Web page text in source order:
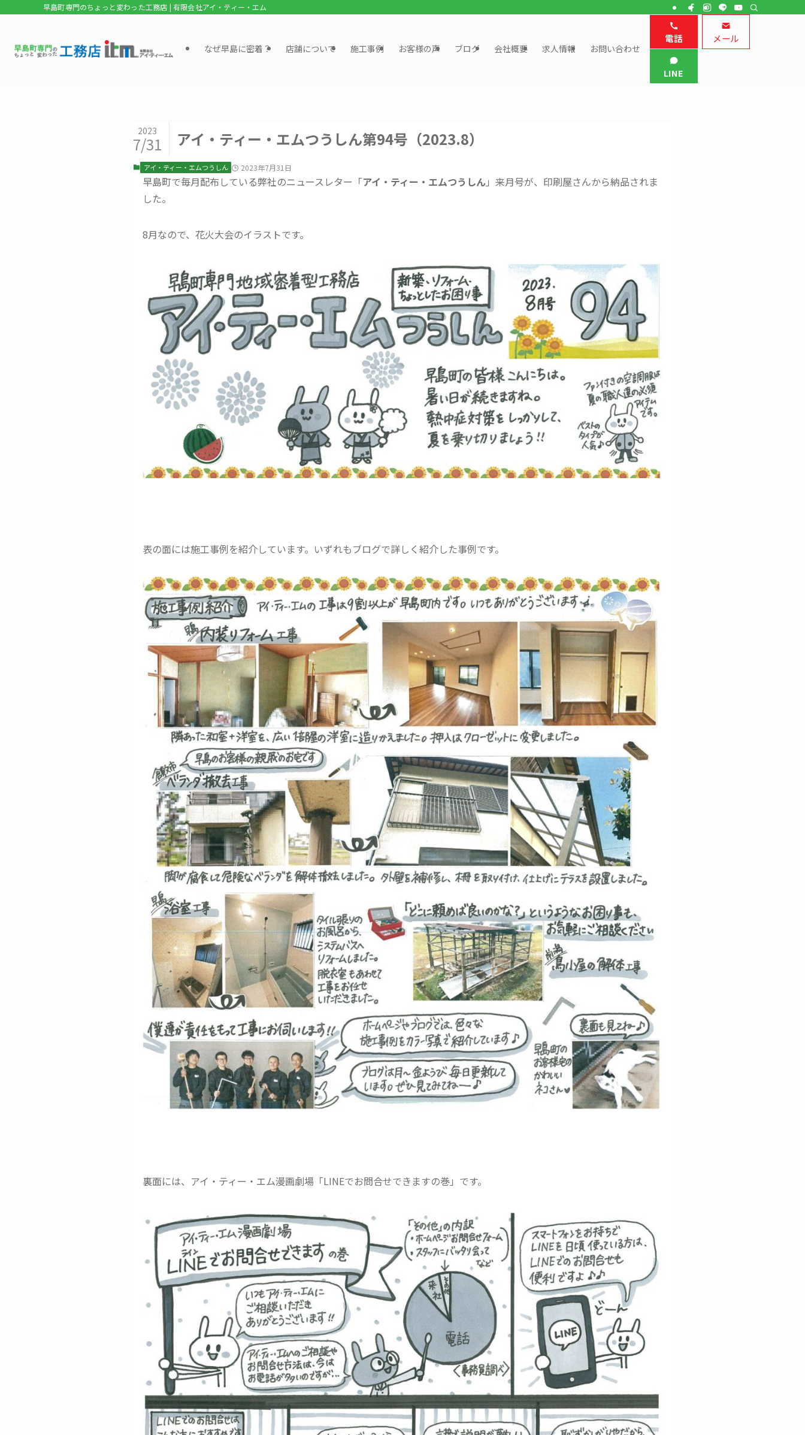
早島町専門のちょっと変わった工務店 | 有限会社アイ・ティー・エム
なぜ早島に密着？ 店舗について 施工事例 お客様の声 ブログ 会社概要 求人情報 お問い合わせ
電話 メール
LINE
アイ・ティー・エムつうしん第94号（2023.8）
2023
7/31
アイ・ティー・エムつうしん 2023年7月31日
早島町で毎月配布している弊社のニュースレター「アイ・ティー・エムつうしん」来月号が、印刷屋さんから納品されま
した。
8月なので、花火大会のイラストです。
表の面には施工事例を紹介しています。いずれもブログで詳しく紹介した事例です。
裏面には、アイ・ティー・エム漫画劇場「LINEでお問合せできますの巻」です。